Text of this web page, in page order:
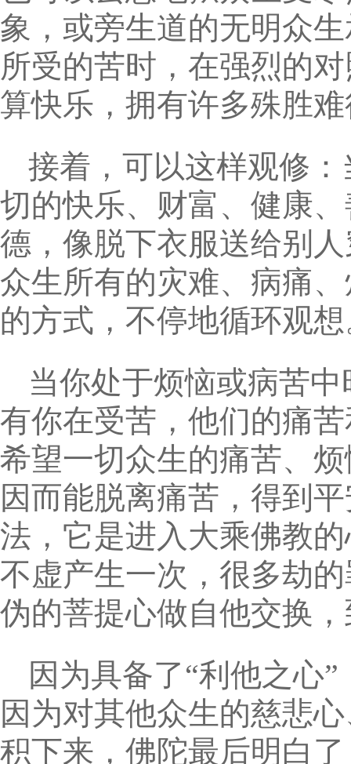
象，或旁生道的无明众
所受的苦时，在强烈的
算快乐，拥有许多殊胜
接着，可以这样观修
切的快乐、财富、健康
德，像脱下衣服送给别
众生所有的灾难、病痛
的方式，不停地循环观
当你处于烦恼或病苦
有你在受苦，他们的痛
希望一切众生的痛苦、
因而能脱离痛苦，得到
法，它是进入大乘佛教
不虚产生一次，很多劫
伪的菩提心做自他交换
因为具备了“利他之心
因为对其他众生的慈悲
积下来，佛陀最后明白